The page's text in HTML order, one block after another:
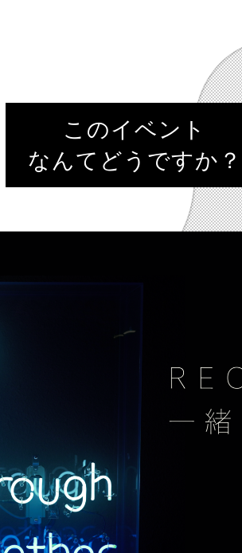
このイベント
なんてどうですか？